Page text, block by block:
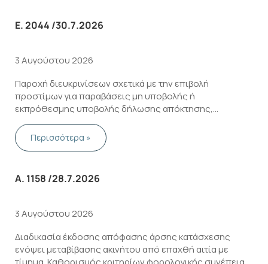
Ε. 2044 /30.7.2026
3 Αυγούστου 2026
Παροχή διευκρινίσεων σχετικά με την επιβολή
προστίμων για παραβάσεις μη υποβολής ή
εκπρόθεσμης υποβολής δήλωσης απόκτησης,
μεταβολής ή παύσης χρήσης ΦΗΜ, καθώς και μη
διαφύλαξης ΦΗΜ, φορολογικών μνημών και αρχείων
που δημιουργούν οι ΦΗΜ
Περισσότερα »
Α. 1158 /28.7.2026
3 Αυγούστου 2026
Διαδικασία έκδοσης απόφασης άρσης κατάσχεσης
ενόψει μεταβίβασης ακινήτου από επαχθή αιτία με